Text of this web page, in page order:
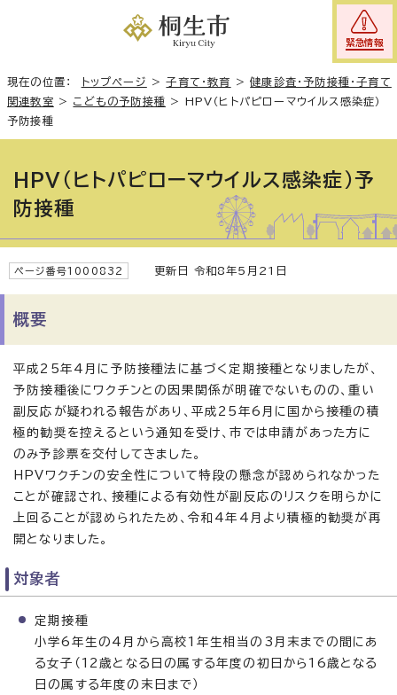
緊急情報
現在の位置： トップページ >子育て・教育 >健康診査・予防接種・子育て
関連教室 > こどもの予防接種 > HPV（ヒトパピローマウイルス感染症）
予防接種
HPV（ヒトパピローマウイルス感染症）予
防接種
ページ番号1000832 更新日 令和8年5月21日
概要
平成25年4月に予防接種法に基づく定期接種となりましたが、
予防接種後にワクチンとの因果関係が明確でないものの、重い
副反応が疑われる報告があり、平成25年6月に国から接種の積
極的勧奨を控えるという通知を受け、市では申請があった方に
のみ予診票を交付してきました。
HPVワクチンの安全性について特段の懸念が認められなかった
ことが確認され、接種による有効性が副反応のリスクを明らかに
上回ることが認められたため、令和4年4月より積極的勧奨が再
開となりました。
対象者
定期接種
小学6年生の4月から高校1年生相当の3月末までの間にあ
る女子（12歳となる日の属する年度の初日から16歳となる
日の属する年度の末日まで）